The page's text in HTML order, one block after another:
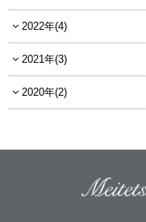
2022年(4)
2021年(3)
2020年(2)